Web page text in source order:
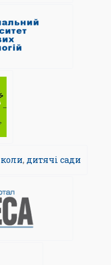
, дитячі сади